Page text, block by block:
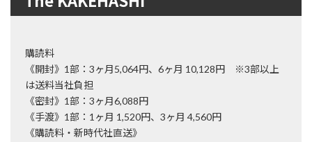
購読料
《開封》1部：3ヶ月5,064円、6ヶ月 10,128円 ※3部以上
は送料当社負担
《密封》1部：3ヶ月6,088円
《手渡》1部：1ヶ月 1,520円、3ヶ月 4,560円
《購読料・新時代社直送》